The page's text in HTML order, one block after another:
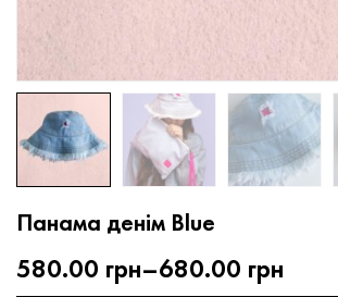
Панама денім Blue
580.00 грн–680.00 грн